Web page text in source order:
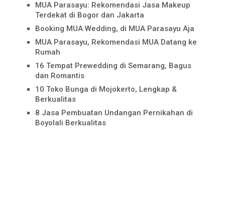
MUA Parasayu: Rekomendasi Jasa Makeup
Terdekat di Bogor dan Jakarta
Booking MUA Wedding, di MUA Parasayu Aja
MUA Parasayu, Rekomendasi MUA Datang ke
Rumah
16 Tempat Prewedding di Semarang, Bagus
dan Romantis
10 Toko Bunga di Mojokerto, Lengkap &
Berkualitas
8 Jasa Pembuatan Undangan Pernikahan di
Boyolali Berkualitas